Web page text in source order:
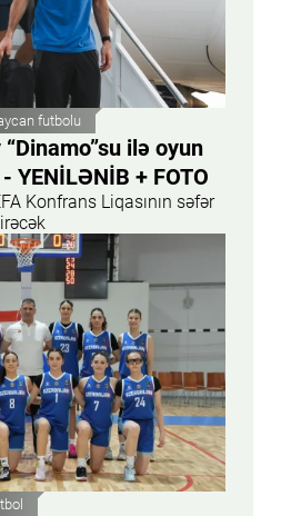
futbolu
ilə oyun
YENİLƏNİB + FOTO
Konfrans Liqasının səfər